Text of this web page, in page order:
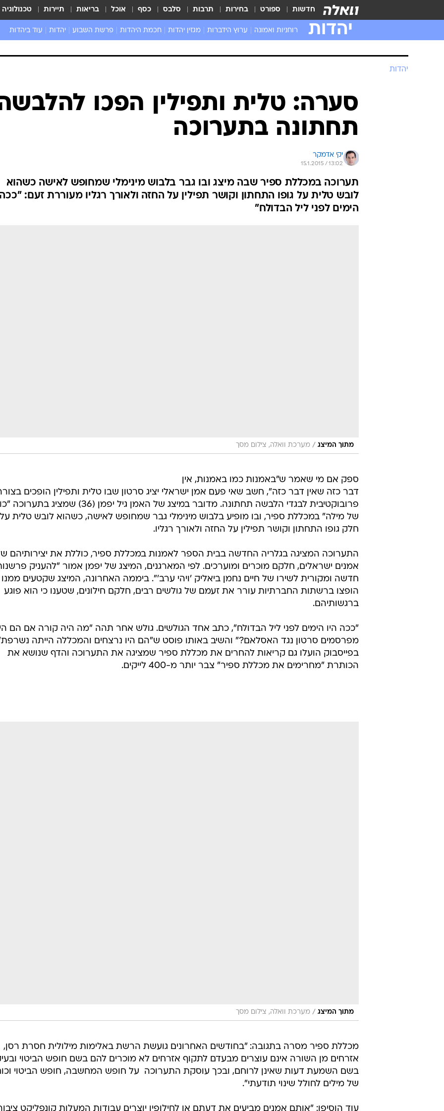
חדשות ספורט בחירות תרבות סלבס כסף אוכל בריאות תיירות טכנולוגיה
יהדות רוחניות ואמונה ערוץ הידברות מגזין יהדות חכמת היהדות פרשת השבוע יהדות עוד ביהדות
יהדות
סערה: טלית ותפילין הפכו
תחתונה בתערוכה
יקי אדמקר
15.1.2015 / 13:02
תערוכה במכללת ספיר שבה מיצג ובו גבר בלבוש מינימלי שמחופש לאישה כשהוא
לובש טלית על גופו התחתון וקושר תפילין על החזה ולאורך רגליו מעוררת זעם: "ככה
הימים לפני ליל הבדולח"
מתוך המיצג / מערכת וואלה, צילום מסך
ספק אם מי שאמר ש"באמנות כמו באמנות, אין
דבר כזה שאין דבר כזה", חשב שאי פעם אמן ישראלי יציג סרטון שבו טלית ותפילין הופכים
פרובוקטיבית לבגדי הלבשה תחתונה. מדובר במיצג של האמן גיל יפמן (36) שמציג
של מילה" במכללת ספיר, ובו מופיע בלבוש מינימלי גבר שמחופש לאישה, כשהוא לובש טלית על
חלק גופו התחתון וקושר תפילין על החזה ולאורך רגליו.
התערוכה המציגה בגלריה החדשה בבית הספר לאמנות במכללת ספיר, כוללת את יצירותיהם
אמנים ישראלים, חלקם מוכרים ומוערכים. לפי המארגנים, המיצג של יפמן אמור "להעניק
חדשה ומקורית לשירו של חיים נחמן ביאליק 'ויהי ערב'". ביממה האחרונה, המיצג שקטעים ממנו
הופצו ברשתות החברתיות עורר את זעמם של גולשים רבים, חלקם חילונים, שטענו כי הוא פוגע
ברגשותיהם.
"ככה היו הימים לפני ליל הבדולח", כתב אחד הגולשים. גולש אחר תהה "מה היה קורה אם הם
מפרסמים סרטון נגד האסלאם?" והשיב באותו פוסט ש"הם היו נרצחים והמכללה הייתה
בפייסבוק הועלו גם קריאות להחרים את מכללת ספיר שמציגה את התערוכה והדף שנושא את
הכותרת "מחרימים את מכללת ספיר" צבר יותר מ-400 לייקים.
מתוך המיצג / מערכת וואלה, צילום מסך
מכללת ספיר מסרה בתגובה: "בחודשים האחרונים גועשת הרשת באלימות מילולית חסרת רסן,
אזרחים מן השורה אינם עוצרים מבעדם לתקוף אזרחים לא מוכרים להם בשם חופש הביטוי
בשם השמעת דעות שאינן לרוחם, ובכך עוסקת התערוכה  על חופש המחשבה, חופש הביטוי
של מילים לחולל שינוי תודעתי".
עוד הוסיפו: "אותם אמנים מביעים את דעתם או לחילופין יוצרים עבודות המעלות קונפליקט